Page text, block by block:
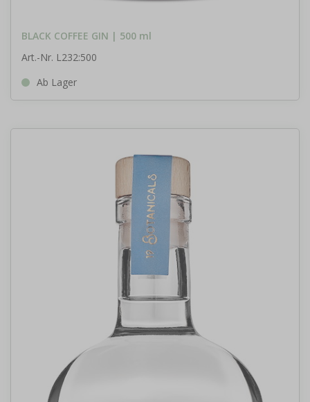
BLACK COFFEE GIN | 500 ml
Art.-Nr. L232:500
Ab Lager